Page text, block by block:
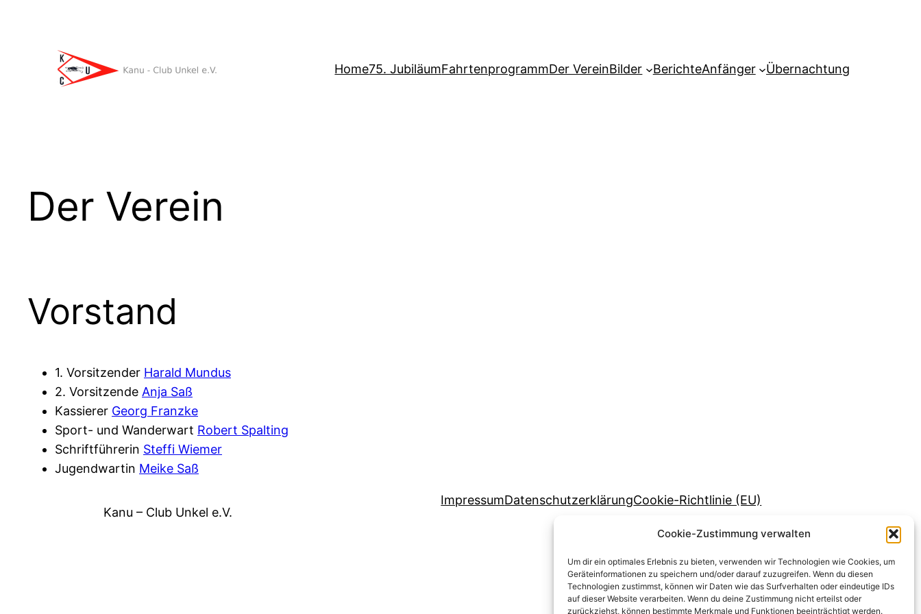
Cookie-Zustimmung verwalten
Um dir ein optimales Erlebnis zu bieten, verwenden wir Technologien wie Cookies, um
Geräteinformationen zu speichern und/oder darauf zuzugreifen. Wenn du diesen
Technologien zustimmst, können wir Daten wie das Surfverhalten oder eindeutige IDs
auf dieser Website verarbeiten. Wenn du deine Zustimmung nicht erteilst oder
zurückziehst, können bestimmte Merkmale und Funktionen beeinträchtigt werden.
Home75. JubiläumFahrtenprogrammDer VereinBilder BerichteAnfänger Übernachtung
Der Verein
Vorstand
1. Vorsitzender Harald Mundus
2. Vorsitzende Anja Saß
Kassierer Georg Franzke
Sport- und Wanderwart Robert Spalting
Schriftführerin Steffi Wiemer
Jugendwartin Meike Saß
Kanu – Club Unkel e.V.
ImpressumDatenschutzerklärungCookie-Richtlinie (EU)